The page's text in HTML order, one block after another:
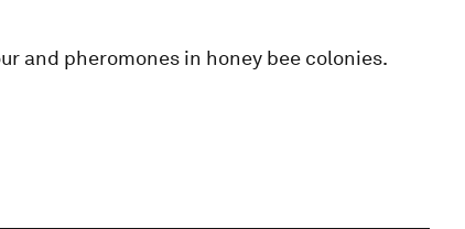
and pheromones in honey bee colonies.